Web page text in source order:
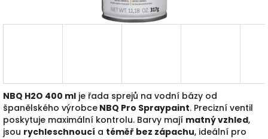
NBQ H2O 400 ml je řada sprejů na vodní bázy od
španělského výrobce NBQ Pro Spraypaint. Precizní ventil
poskytuje maximální kontrolu. Barvy mají matný vzhled,
jsou rychleschnoucí a téměř bez zápachu, ideální pro